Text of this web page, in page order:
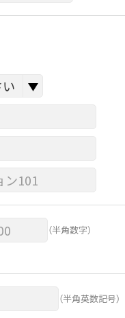
（半角数字）
（半角英数記号）